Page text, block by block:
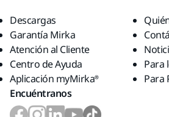
Descargas
Garantía Mirka
Atención al Cliente
Centro de Ayuda
Aplicación myMirka®
Para
Para
Encuéntranos